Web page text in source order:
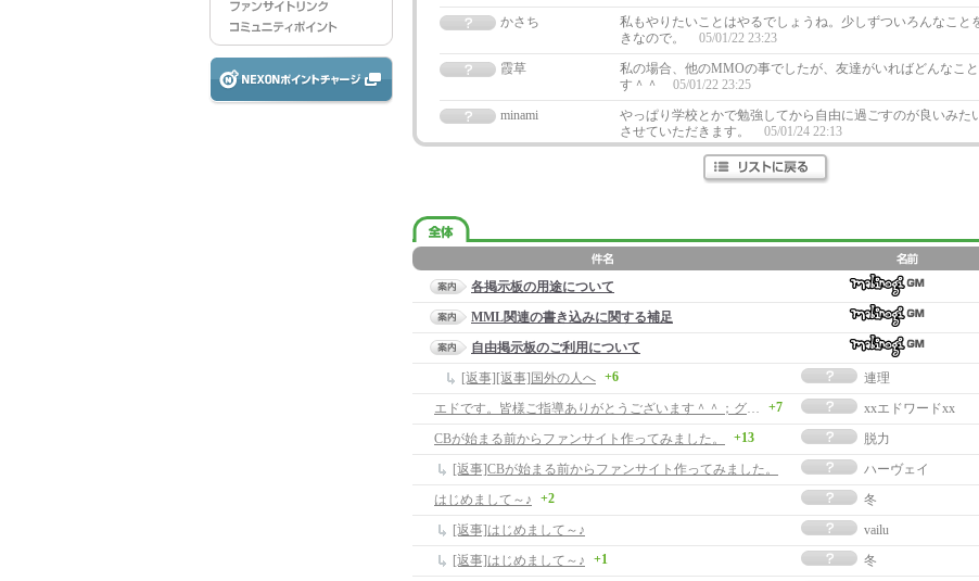
かさち
私もやりたいことはやるでしょうね。少しずついろんなこと
きなので。
05/01/22 23:23
霞草
私の場合、他のMMOの事でしたが、友達がいればどんなこ
す＾＾
05/01/22 23:25
minami
やっぱり学校とかで勉強してから自由に過ごすのが良いみた
させていただきます。
05/01/24 22:13
各掲示板の用途について
MML関連の書き込みに関する補足
自由掲示板のご利用について
[返事][返事]国外の人へ +6 連理
エドです。皆様ご指導ありがとうございます＾＾；グラボについて②
+7 xxエドワードxx
CBが始まる前からファンサイト作ってみました。
+13 脱力
[返事]CBが始まる前からファンサイト作ってみました。
ハーヴェイ
はじめまして～♪
+2 冬
[返事]はじめまして～♪
vailu
[返事]はじめまして～♪
+1 冬